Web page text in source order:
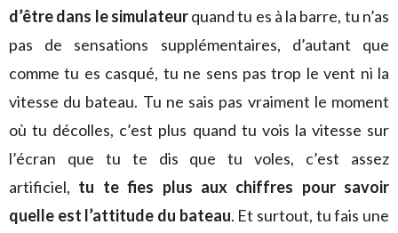
d’être dans le simulateurquand tu es à la barre, tu n’as
pas de sensations supplémentaires, d’autant que
comme tu es casqué, tu ne sens pas trop le vent ni la
vitesse du bateau. Tu ne sais pas vraiment le moment
où tu décolles, c’est plus quand tu vois la vitesse sur
l’écran que tu te dis que tu voles, c’est assez
artificiel, tu te fies plus aux chiffres pour savoir
quelle est l’attitude du bateau. Et surtout, tu fais une